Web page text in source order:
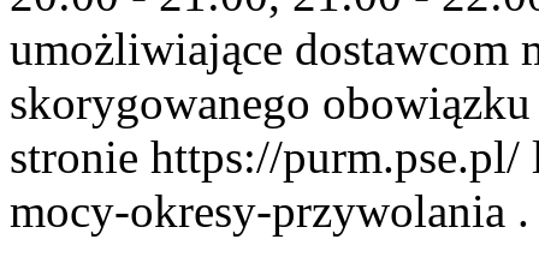
umożliwiające dostawcom
skorygowanego
stronie https://
mocy-okresy-przywolania